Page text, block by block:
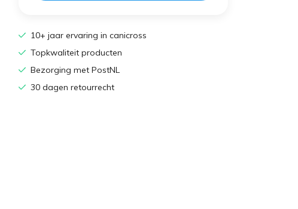
10+ jaar ervaring in canicross
Topkwaliteit producten
Bezorging met PostNL
30 dagen retourrecht